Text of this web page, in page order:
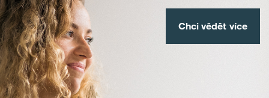
Chci vědět více